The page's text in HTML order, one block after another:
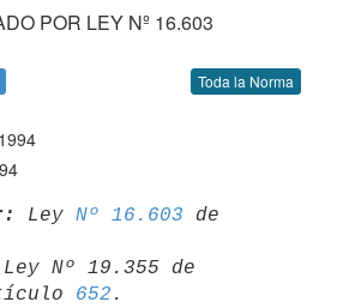
POR LEY Nº 16.603
Toda la Norma
Ley Nº 16.603 de
Ley Nº 19.355 de
652